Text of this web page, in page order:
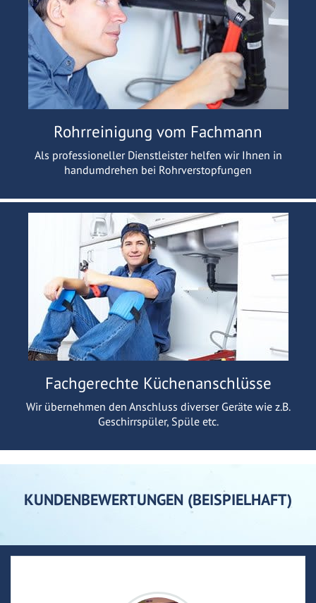
Rohrreinigung vom Fachmann
Als professioneller Dienstleister helfen wir Ihnen in
handumdrehen bei Rohrverstopfungen
Fachgerechte Küchenanschlüsse
Wir übernehmen den Anschluss diverser Geräte wie z.B.
Geschirrspüler, Spüle etc.
KUNDENBEWERTUNGEN (BEISPIELHAFT)